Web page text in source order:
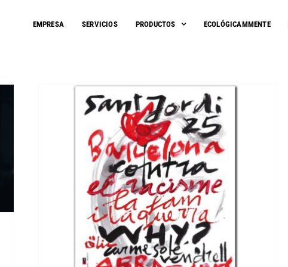
EMPRESA SERVICIOS PRODUCTOS ECOLÓGICAMMENTE